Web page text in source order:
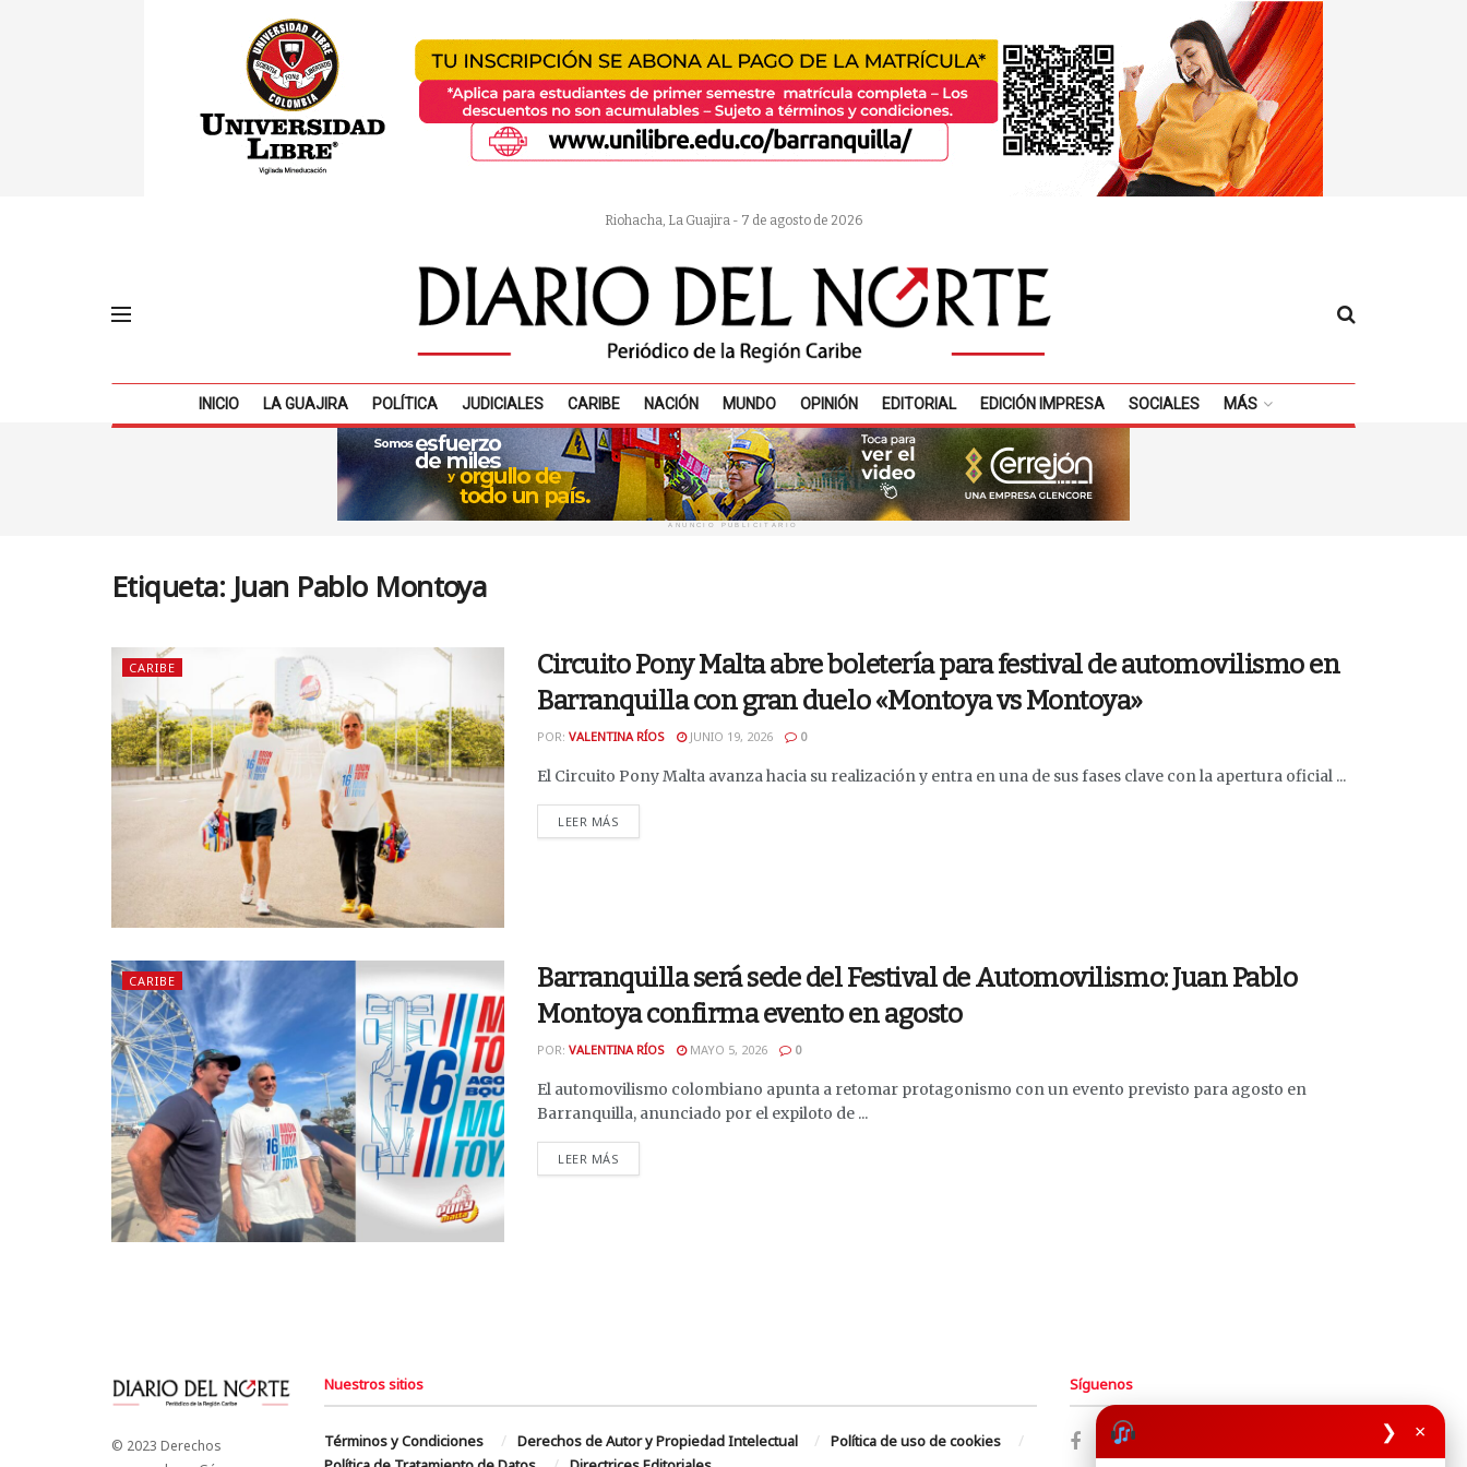
❯ ×
Riohacha, La Guajira - 7 de agosto de 2026
INICIO LA GUAJIRA POLÍTICA JUDICIALES CARIBE NACIÓN MUNDO OPINIÓN EDITORIAL EDICIÓN IMPRESA SOCIALES MÁS
ANUNCIO PUBLICITARIO
Etiqueta: Juan Pablo Montoya
CARIBE
Circuito Pony Malta abre boletería para festival de automovilismo en
Barranquilla con gran duelo «Montoya vs Montoya»
POR: VALENTINA RÍOS JUNIO 19, 2026 0
El Circuito Pony Malta avanza hacia su realización y entra en una de sus fases clave con la apertura oficial ...
LEER MÁS
CARIBE
Barranquilla será sede del Festival de Automovilismo: Juan Pablo
Montoya confirma evento en agosto
POR: VALENTINA RÍOS MAYO 5, 2026 0
El automovilismo colombiano apunta a retomar protagonismo con un evento previsto para agosto en
Barranquilla, anunciado por el expiloto de ...
LEER MÁS
© 2023 Derechos
Nuestros sitios
Términos y Condiciones Derechos de Autor y Propiedad Intelectual
Política de uso de cookies
Síguenos